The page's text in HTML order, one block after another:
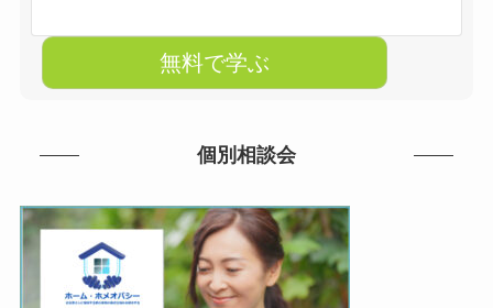
個別相談会